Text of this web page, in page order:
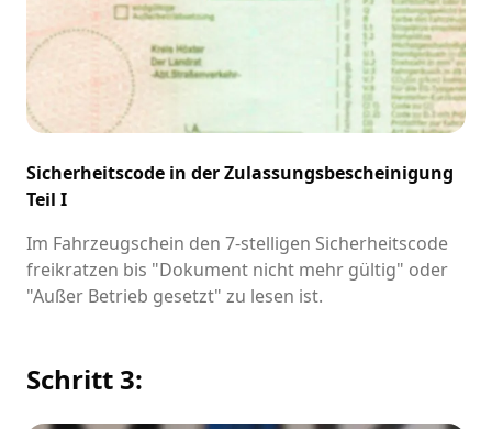
Sicherheitscode in der Zulassungsbescheinigung
Teil I
Im Fahrzeugschein den 7-stelligen Sicherheitscode
freikratzen bis "Dokument nicht mehr gültig" oder
"Außer Betrieb gesetzt" zu lesen ist.
Schritt 3: